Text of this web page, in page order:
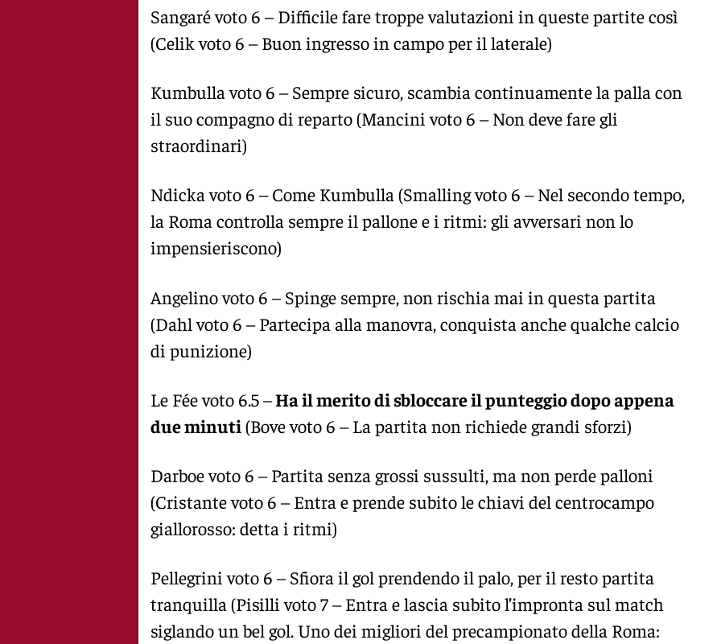
Sangaré voto 6 – Difficile fare troppe valutazioni in queste partite così
(Celik voto 6 – Buon ingresso in campo per il laterale)
Kumbulla voto 6 – Sempre sicuro, scambia continuamente la palla con
il suo compagno di reparto (Mancini voto 6 – Non deve fare gli
straordinari)
Ndicka voto 6 – Come Kumbulla (Smalling voto 6 – Nel secondo tempo,
la Roma controlla sempre il pallone e i ritmi: gli avversari non lo
impensieriscono)
Angelino voto 6 – Spinge sempre, non rischia mai in questa partita
(Dahl voto 6 – Partecipa alla manovra, conquista anche qualche calcio
di punizione)
Le Fée voto 6.5 –Ha il merito di sbloccare il punteggio dopo appena
due minuti(Bove voto 6 – La partita non richiede grandi sforzi)
Darboe voto 6 – Partita senza grossi sussulti, ma non perde palloni
(Cristante voto 6 – Entra e prende subito le chiavi del centrocampo
giallorosso: detta i ritmi)
Pellegrini voto 6 – Sfiora il gol prendendo il palo, per il resto partita
tranquilla (Pisilli voto 7 – Entra e lascia subito l’impronta sul match
siglando un bel gol. Uno dei migliori del precampionato della Roma: